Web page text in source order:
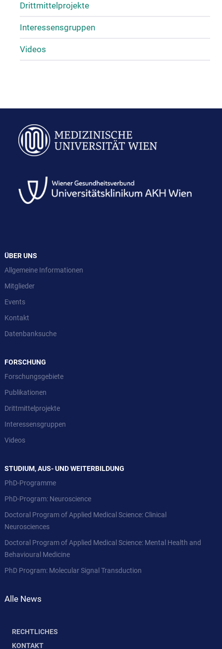
Drittmittelprojekte
Interessensgruppen
Videos
ÜBER UNS
Allgemeine Informationen
Mitglieder
Events
Kontakt
Datenbanksuche
FORSCHUNG
Forschungsgebiete
Publikationen
Drittmittelprojekte
Interessensgruppen
Videos
STUDIUM, AUS- UND WEITERBILDUNG
PhD-Programme
PhD-Program: Neuroscience
Doctoral Program of Applied Medical Science: Clinical
Neurosciences
Doctoral Program of Applied Medical Science: Mental Health and
Behavioural Medicine
PhD Program: Molecular Signal Transduction
Alle News
RECHTLICHES
KONTAKT